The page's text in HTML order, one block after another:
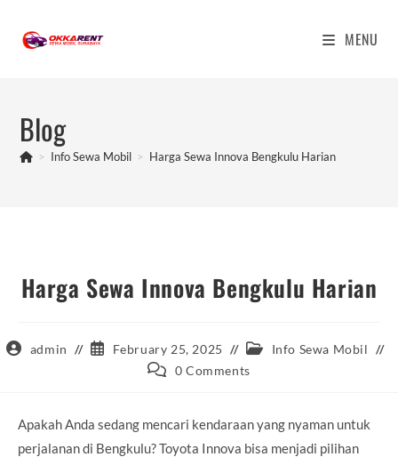
content
MENU
Blog
> Info Sewa Mobil > Harga Sewa Innova Bengkulu Harian
Harga Sewa Innova Bengkulu Harian
Postadmin
Post
published:
February 25, 2025
Post Info Sewa Mobil
Post 0 Comments
Apakah Anda sedang mencari kendaraan yang nyaman untuk
perjalanan di Bengkulu? Toyota Innova bisa menjadi pilihan